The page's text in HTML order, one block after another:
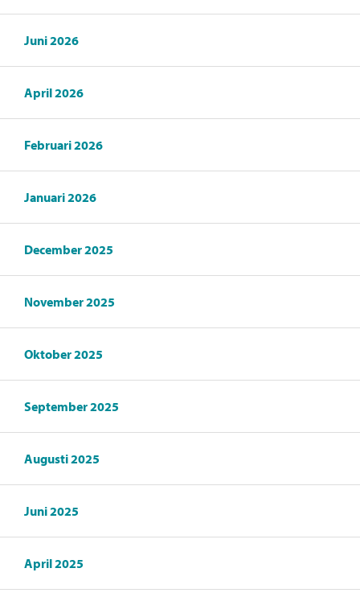
Juni 2026
April 2026
Februari 2026
Januari 2026
December 2025
November 2025
Oktober 2025
September 2025
Augusti 2025
Juni 2025
April 2025